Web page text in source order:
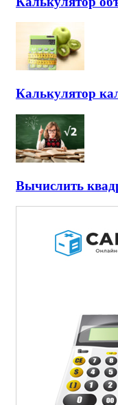
Калькулятор
Вычислить